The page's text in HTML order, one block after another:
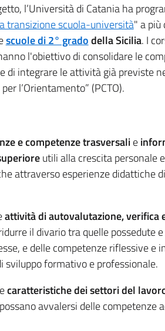
l’Università di Catania ha
transizione scuola-università" a più
scuole di 2° gradodella Sicilia. I
l'obiettivo di consolidare le
di integrare le attività già previste
l’Orientamento” (PCTO).
e competenze trasversalie
utili alla crescita personale
attraverso esperienze didattiche
attività di autovalutazione, verifica
il divario tra quelle possedute
e delle competenze riflessive e
sviluppo formativo e professionale.
caratteristiche dei settori del
avvalersi delle competenze